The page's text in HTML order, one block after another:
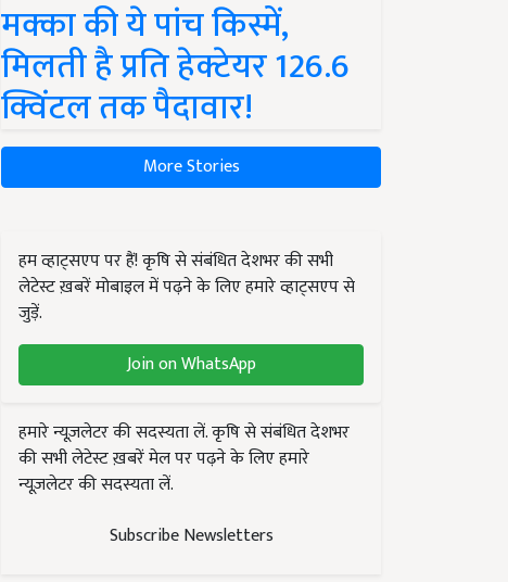
मक्का की ये पांच किस्में,
मिलती है प्रति हेक्टेयर 126.6
क्विंटल तक पैदावार!
More Stories
हम व्हाट्सएप पर हैं! कृषि से संबंधित देशभर की सभी
लेटेस्ट ख़बरें मोबाइल में पढ़ने के लिए हमारे व्हाट्सएप से
जुड़ें.
Join on WhatsApp
हमारे न्यूज़लेटर की सदस्यता लें. कृषि से संबंधित देशभर
की सभी लेटेस्ट ख़बरें मेल पर पढ़ने के लिए हमारे
न्यूज़लेटर की सदस्यता लें.
Subscribe Newsletters